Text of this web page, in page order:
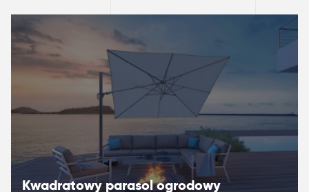
Kwadratowy parasol ogrodowy ​​​​​​